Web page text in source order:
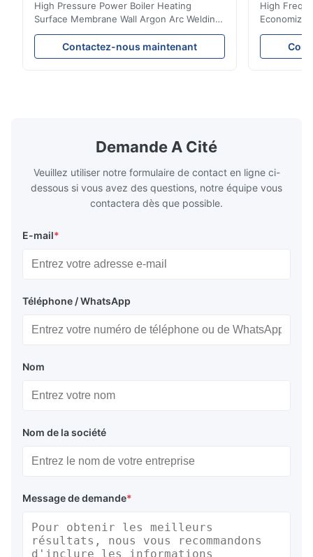
biomasse
High Pressure Power Boiler Heating
Surface Membrane Wall Argon Arc Welding
For Biomass Boiler Product Introduction
Water wall panels with pins usually laid
vertically on the inner wall of the furnace
the basic component of boiler water
circulation loop.Because of both cooling
Contactez-nous maintenant
High
Product
is a
industrial
Demande A Cité
Veuillez utiliser notre formulaire de contact en ligne ci-
dessous si vous avez des questions, notre équipe vous
contactera dès que possible.
E-mail*
Téléphone / WhatsApp
Nom
Nom de la société
Message de demande*